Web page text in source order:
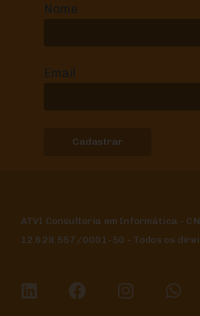
Nome
Email
ATVI Consultoria em Informática -
12.628.557/0001-50 - Todos os